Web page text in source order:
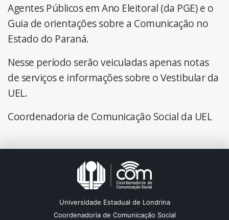
Agentes Públicos em Ano Eleitoral (da PGE) e o
Guia de orientações sobre a Comunicação no
Estado do Paraná.
Nesse período serão veiculadas apenas notas
de serviços e informações sobre o Vestibular da
UEL.
Coordenadoria de Comunicação Social da UEL
Universidade Estadual de Londrina
Coordenadoria de Comunicação Social